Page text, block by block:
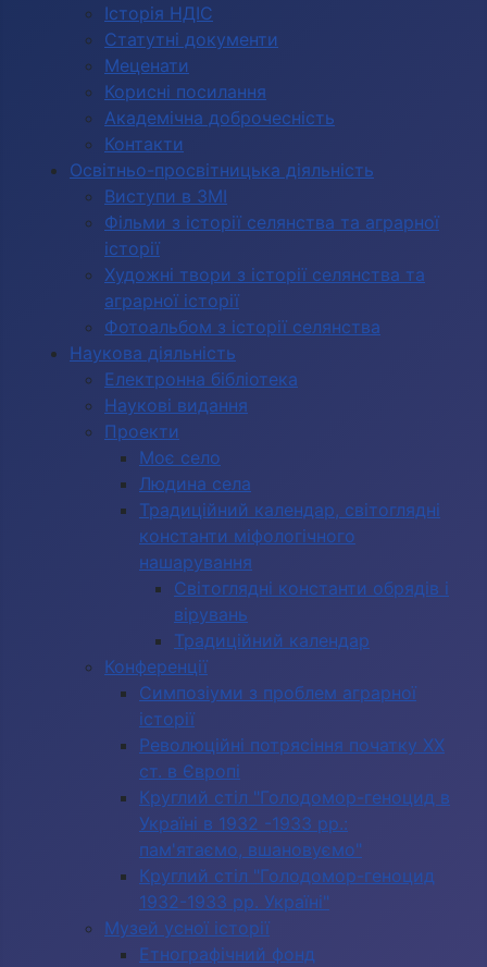
Історія НДІС
Статутні документи
Меценати
Корисні посилання
Академічна доброчесність
Контакти
Освітньо-просвітницька діяльність
Виступи в ЗМІ
Фільми з історії селянства та аграрної
історії
Художні твори з історії селянства та
аграрної історії
Фотоальбом з історії селянства
Наукова діяльність
Електронна бібліотека
Наукові видання
Проекти
Моє село
Людина села
Традиційний календар, світоглядні
константи міфологічного
нашарування
Світоглядні константи обрядів і
вірувань
Традиційний календар
Конференції
Симпозіуми з проблем аграрної
історії
Революційні потрясіння початку ХХ
ст. в Європі
Круглий стіл "Голодомор-геноцид в
Україні в 1932 -1933 рр.:
пам'ятаємо, вшановуємо"
Круглий стіл "Голодомор-геноцид
1932-1933 рр. Україні"
Музей усної історії
Етнографічний фонд